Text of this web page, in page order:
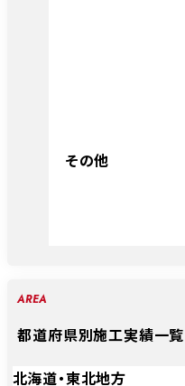
その他
AREA
都道府県別施工実績一覧
北海道・東北地方